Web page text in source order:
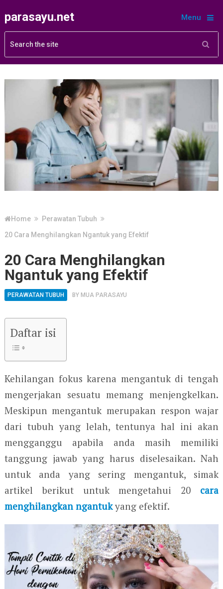
parasayu.net Menu
Home
Perawatan Tubuh
20 Cara Menghilangkan Ngantuk yang Efektif
20 Cara Menghilangkan
Ngantuk yang Efektif
PERAWATAN TUBUH BY MUA PARASAYU
Daftar isi
Kehilangan fokus karena mengantuk di tengah
mengerjakan sesuatu memang menjengkelkan.
Meskipun mengantuk merupakan respon wajar
dari tubuh yang lelah, tentunya hal ini akan
mengganggu apabila anda masih memiliki
tanggung jawab yang harus diselesaikan. Nah
untuk anda yang sering mengantuk, simak
artikel berikut untuk mengetahui 20 cara
menghilangkan ngantukyang efektif.